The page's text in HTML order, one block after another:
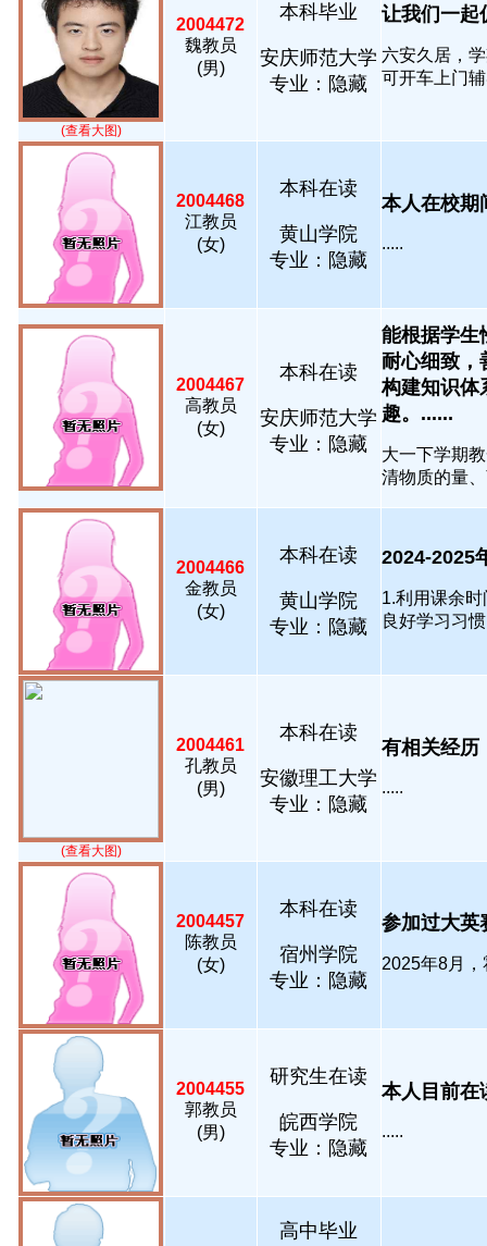
(查看大图)
2004472
魏教员
(男)
本科毕业
安庆师范大学
专业：隐藏
让我们一起
六安久居，
可开车上门
2004468
江教员
(女)
本科在读
黄山学院
专业：隐藏
本人在校期
.....
2004467
高教员
(女)
本科在读
安庆师范大学
专业：隐藏
能根据学生
耐心细致，
构建知识体
趣。......
大一下学期
清物质的量
2004466
金教员
(女)
本科在读
黄山学院
专业：隐藏
2024-2025
1.利用课余
良好学习习
(查看大图)
2004461
孔教员
(男)
本科在读
安徽理工大学
专业：隐藏
有相关经历
.....
2004457
陈教员
(女)
本科在读
宿州学院
专业：隐藏
参加过大英
2025年8月
2004455
郭教员
(男)
研究生在读
皖西学院
专业：隐藏
本人目前在
.....
高中毕业